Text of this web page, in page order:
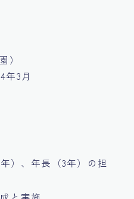
年3月
）、年長（3年）の担